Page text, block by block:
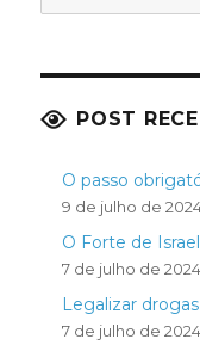
POST
O passo
9 de julho de
O Forte de Israel
7 de julho de 2024
Legalizar
7 de julho de 2024